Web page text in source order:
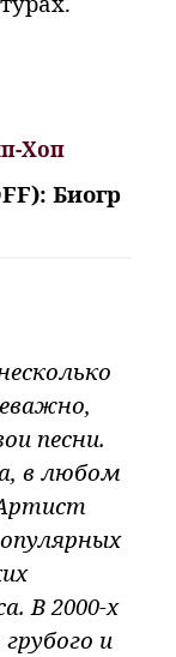
Хоп
Биогр
песни.
в любом
В 2000-х
и